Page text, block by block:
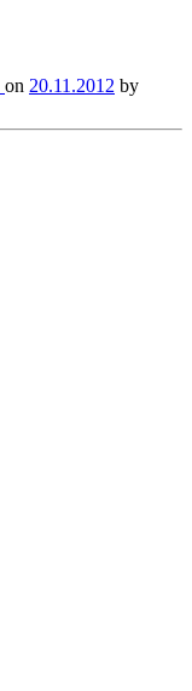
on 20.11.2012 by